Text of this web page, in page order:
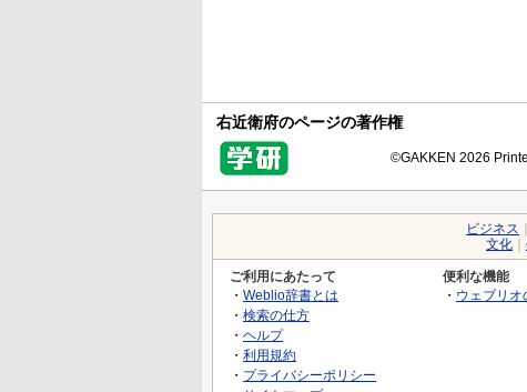
右近衛府のページの著作権
©GAKKEN 2026
ビジネス
文化
ご利用にあたって
・ Weblio辞書とは
・ 検索の仕方
・ ヘルプ
・ 利用規約
・ プライバシーポリシー
便利な機能
・ ウェブリオ